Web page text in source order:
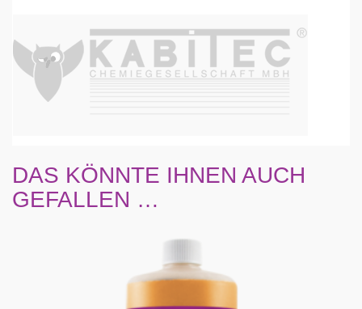
DAS KÖNNTE IHNEN AUCH
GEFALLEN …